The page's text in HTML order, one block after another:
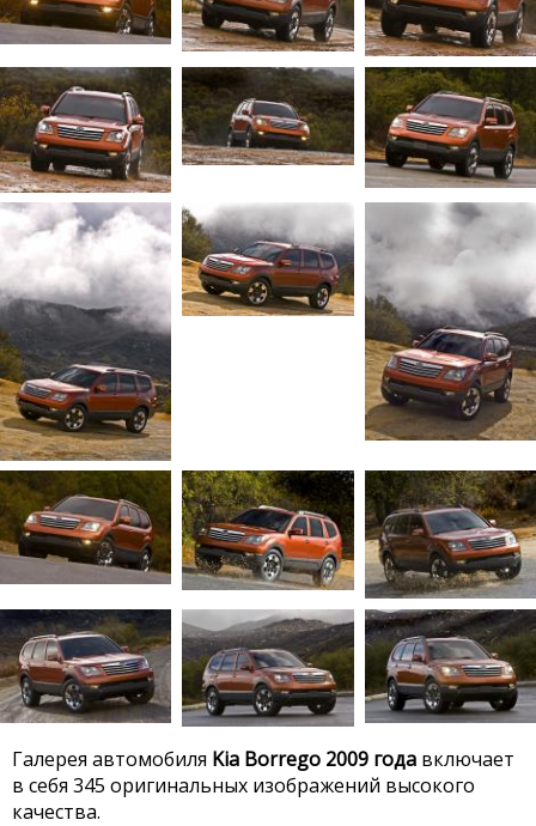
Галерея автомобиля Kia Borrego 2009 года включает
в себя 345 оригинальных изображений высокого
качества.